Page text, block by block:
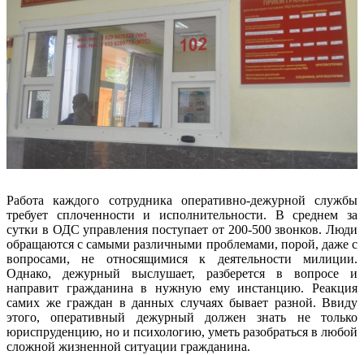
Работа каждого сотрудника оперативно-дежурной службы
требует сплоченности и исполнительности. В среднем за
сутки в ОДС управления поступает от 200-500 звонков. Люди
обращаются с самыми различными проблемами, порой, даже с
вопросами, не относящимися к деятельности милиции.
Однако, дежурный выслушает, разберется в вопросе и
направит гражданина в нужную ему инстанцию. Реакция
самих же граждан в данных случаях бывает разной. Ввиду
этого, оперативный дежурный должен знать не только
юриспруденцию, но и психологию, уметь разобраться в любой
сложной жизненной ситуации гражданина.